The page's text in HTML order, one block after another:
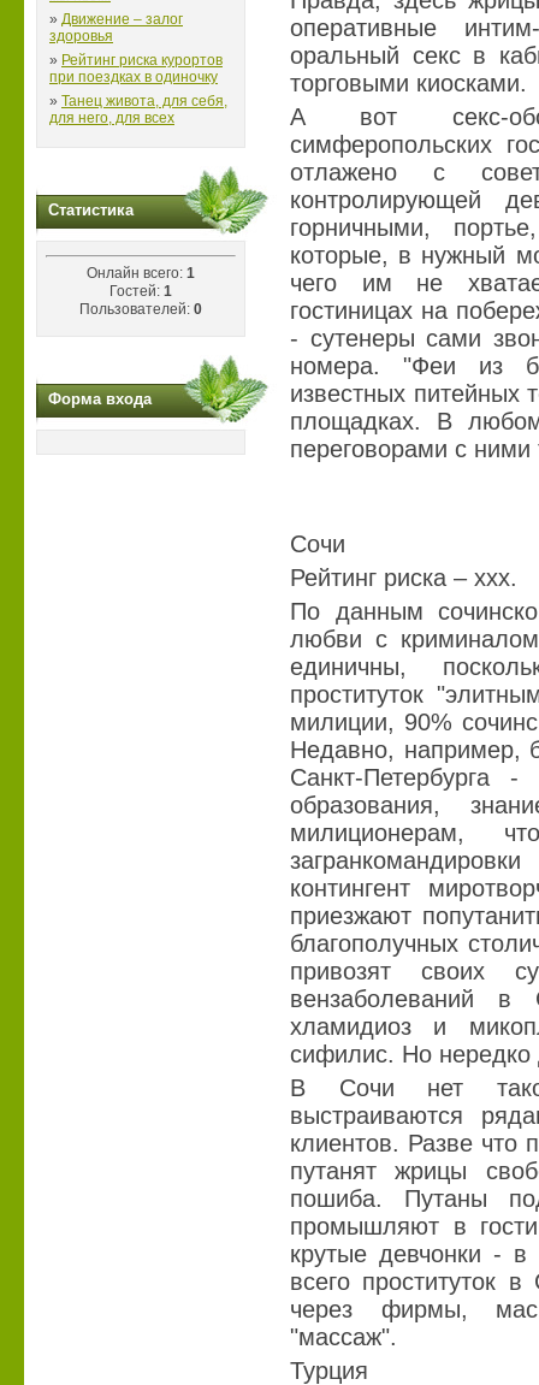
» Движение – залог
здоровья
» Рейтинг риска курортов
при поездках в одиночку
» Танец живота, для себя,
для него, для всех
Статистика
Онлайн всего: 1
Гостей: 1
Пользователей: 0
Форма входа
оперативные
оральный секс в
торговыми киосками.
А вот секс-
симферопольских
отлажено с
контролирующей
горничными,
которые, в нужный
чего им не
гостиницах на
- сутенеры сами
номера. "Феи из
известных питейных
площадках. В
переговорами с ними
Сочи
Рейтинг риска – ххх.
По данным
любви с
единичны,
проституток
милиции, 90%
Недавно, например,
Санкт-Петербурга
образования,
милиционерам,
контингент
приезжают
благополучных
привозят своих
вензаболеваний в
хламидиоз и
сифилис. Но нередко
В Сочи нет
выстраиваются
клиентов. Разве что
путанят жрицы
пошиба. Путаны
промышляют в
крутые девчонки -
всего проституток
через фирмы,
"массаж".
Турция